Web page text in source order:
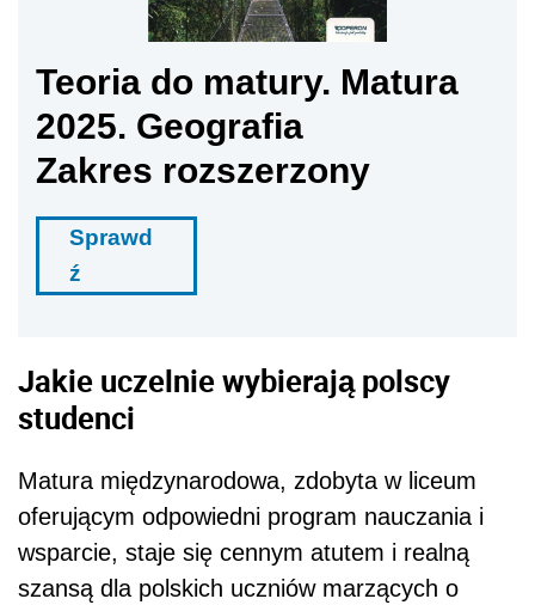
Teoria do matury. Matura
2025. Geografia
Zakres rozszerzony
Sprawd
ź
Jakie uczelnie wybierają polscy
studenci
Matura międzynarodowa, zdobyta w liceum
oferującym odpowiedni program nauczania i
wsparcie, staje się cennym atutem i realną
szansą dla polskich uczniów marzących o